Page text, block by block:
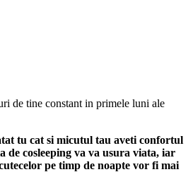
de tine constant in primele luni ale
tu cat si micutul tau aveti confortul
de cosleeping va va usura viata, iar
pe timp de noapte vor fi mai